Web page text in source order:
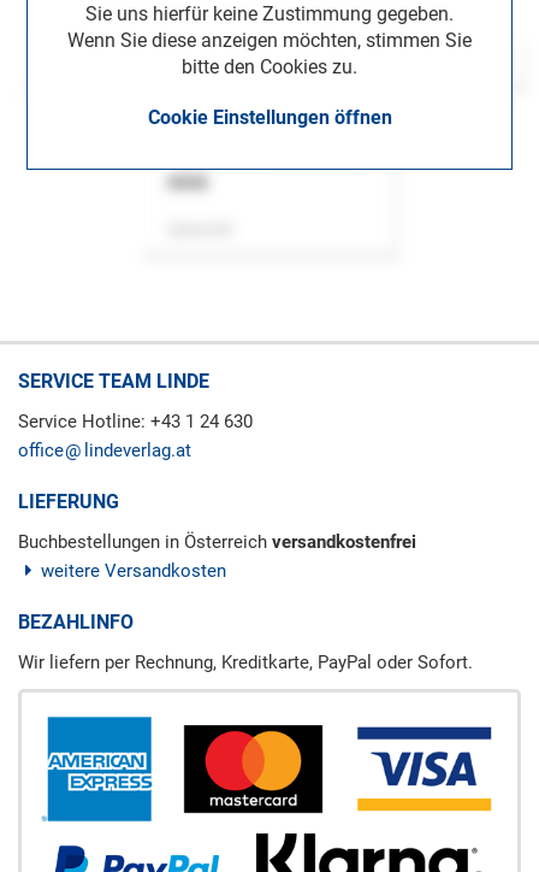
Sie uns hierfür keine Zustimmung gegeben.
Wenn Sie diese anzeigen möchten, stimmen Sie
bitte den Cookies zu.
Cookie Einstellungen öffnen
SERVICE TEAM LINDE
Service Hotline: +43 1 24 630
office
lindeverlag.at
LIEFERUNG
Buchbestellungen in Österreich versandkostenfrei
weitere Versandkosten
BEZAHLINFO
Wir liefern per Rechnung, Kreditkarte, PayPal oder Sofort.